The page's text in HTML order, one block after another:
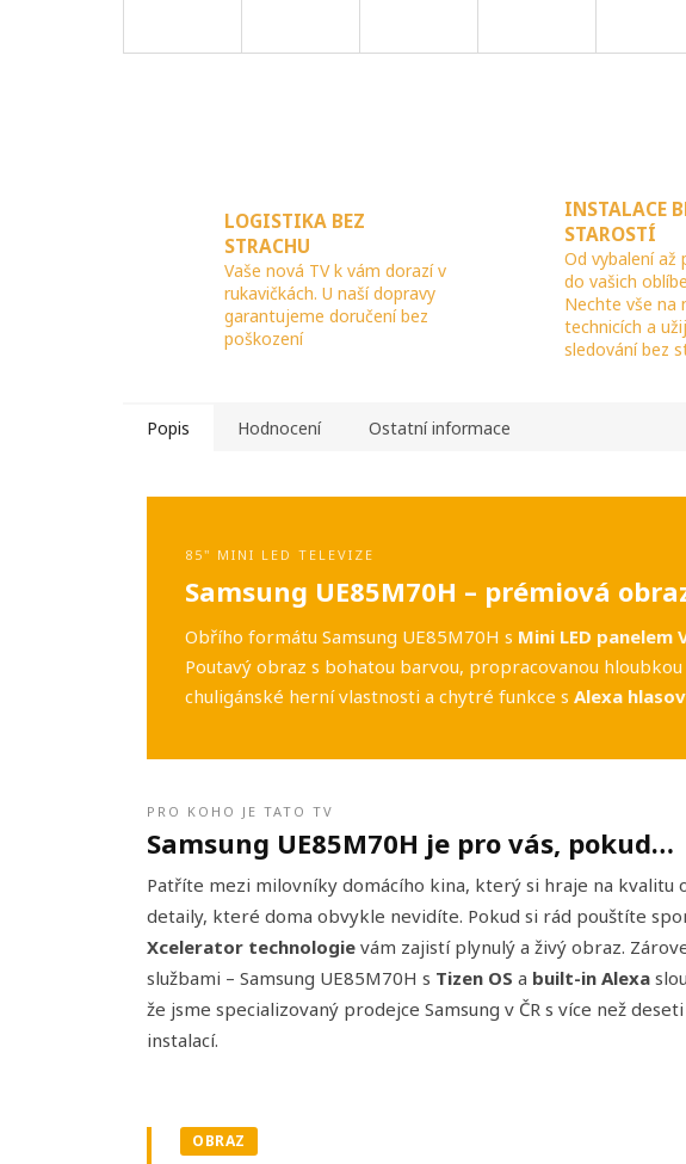
LOGISTIKA BEZ
STRACHU
Vaše nová TV k vám dorazí v
rukavičkách. U naší dopravy
garantujeme doručení bez
poškození
INSTALACE
STAROSTÍ
Od vybalení až
do vašich
Nechte vše na
technicích a
sledování bez
Popis Hodnocení Ostatní informace
85" MINI LED TELEVIZE
Samsung UE85M70H – prémiová
Obřího formátu Samsung UE85M70H s Mini LED panelem
Poutavý obraz s bohatou barvou, propracovanou
chuligánské herní vlastnosti a chytré funkce s Alexa
PRO KOHO JE TATO TV
Samsung UE85M70H je pro vás, pokud…
Patříte mezi milovníky domácího kina, který si hraje na kvalitu
detaily, které doma obvykle nevidíte. Pokud si rád pouštíte
Xcelerator technologie vám zajistí plynulý a živý obraz.
službami – Samsung UE85M70H s Tizen OS a built-in Alexa
že jsme specializovaný prodejce Samsung v ČR s více než
instalací.
OBRAZ